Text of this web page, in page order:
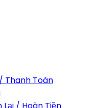
Thanh Toán